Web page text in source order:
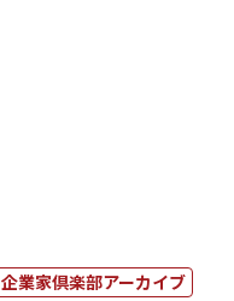
企業家倶楽部アーカイブ